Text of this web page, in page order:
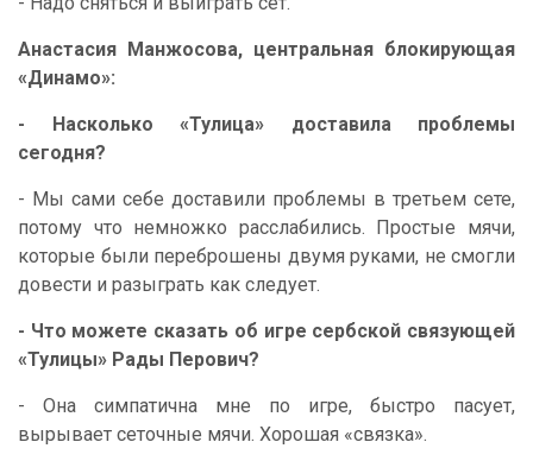
Анастасия Манжосова, центральная блокирующая
«Динамо»:
- Насколько «Тулица» доставила проблемы
сегодня?
- Мы сами себе доставили проблемы в третьем сете,
потому что немножко расслабились. Простые мячи,
которые были переброшены двумя руками, не смогли
довести и разыграть как следует.
- Что можете сказать об игре сербской связующей
«Тулицы» Рады Перович?
- Она симпатична мне по игре, быстро пасует,
вырывает сеточные мячи. Хорошая «связка».